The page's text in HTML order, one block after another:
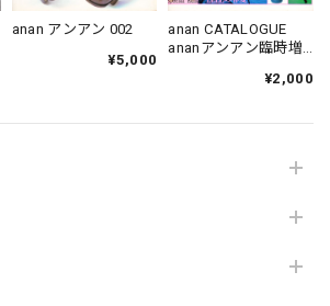
anan アンアン 002
¥5,000
anan CATALOGUE
ananアンアン臨時増
¥2,000